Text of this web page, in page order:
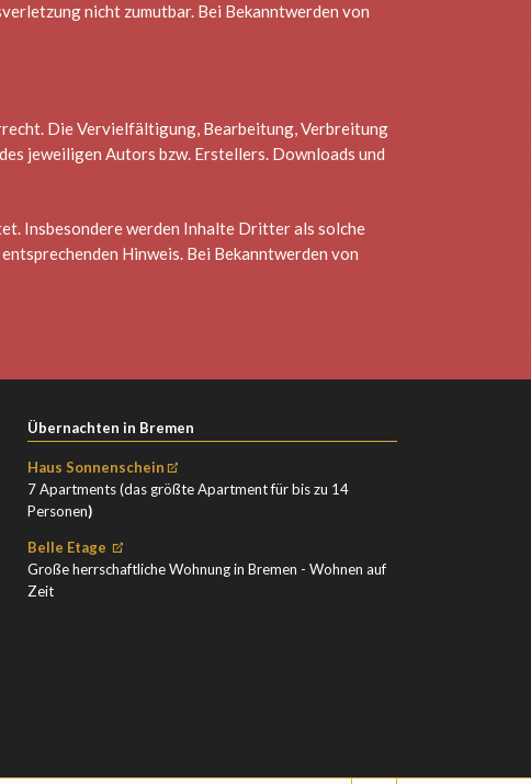
nicht zumutbar. Bei Bekanntwerden von
Die Vervielfältigung, Bearbeitung, Verbreitung
jeweiligen Autors bzw. Erstellers. Downloads und
Insbesondere werden Inhalte Dritter als solche
Hinweis. Bei Bekanntwerden von
Übernachten in Bremen
Haus Sonnenschein
7 Apartments (das größte Apartment für bis zu 14
Personen)
Belle Etage
Große herrschaftliche Wohnung in Bremen - Wohnen auf
Zeit